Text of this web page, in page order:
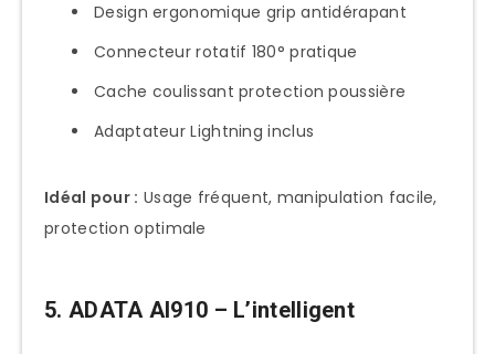
Design ergonomique grip antidérapant
Connecteur rotatif 180° pratique
Cache coulissant protection poussière
Adaptateur Lightning inclus
Idéal pour : Usage fréquent, manipulation facile,
protection optimale
5. ADATA AI910 – L’intelligent